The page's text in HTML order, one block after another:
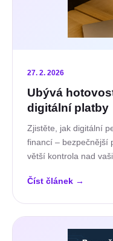
27. 2. 2026
Ubývá
digitální platby
Zjistěte, jak digitální
financí – bezpečnější
větší kontrola nad
Číst článek →